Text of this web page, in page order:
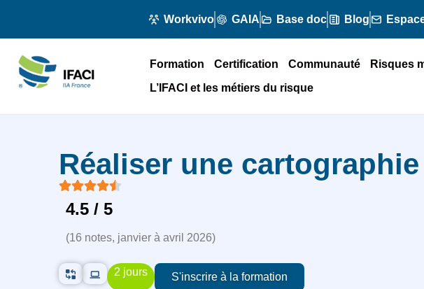
Workvivo GAIA Base doc Blog
Formation Certification Communauté Risques
L’IFACI et les métiers du risque
Réaliser une
4.5 / 5
(16 notes, janvier à avril 2026)
2 jours S'inscrire à la formation